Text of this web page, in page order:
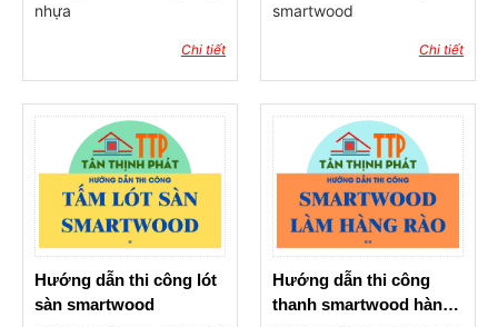
nhựa
Chi tiết
smartwood
Chi tiết
Hướng dẫn thi công lót
sàn smartwood
Hướng dẫn thi công
thanh smartwood hàng